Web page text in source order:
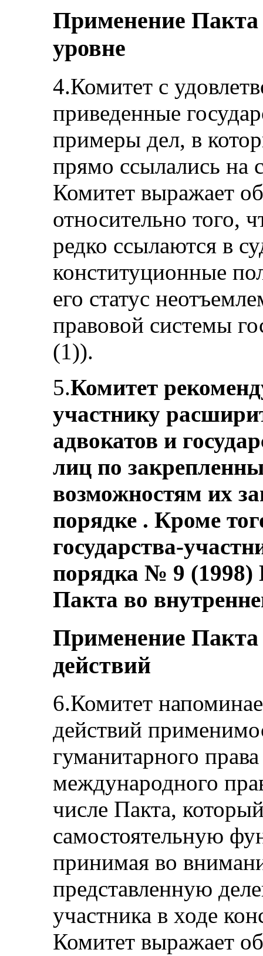
Применение
уровне
4.Комитет с
приведенные
примеры дел, в
прямо ссылались на
Комитет выражает
относительно того,
редко ссылаются в
конституционные
его статус
правовой системы
(1)).
5.Комитет
участнику
адвокатов и
лиц по
возможностям их
порядке . Кроме
государства-
порядка № 9 (1998)
Пакта во
Применение Пакта
действий
6.Комитет
действий
гуманитарного
международного
числе Пакта,
самостоятельную
принимая во
представленную
участника в ходе
Комитет выражает